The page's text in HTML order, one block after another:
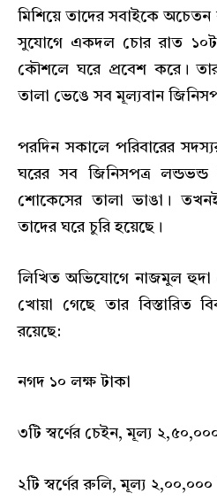
মিশিয়ে তাদের সবাইকে
সুযোগে একদল চোর রাত
কৌশলে ঘরে প্রবেশ করে।
তালা ভেঙে সব মূল্যবান
পরদিন সকালে পরিবারের
ঘরের সব জিনিসপত্র
শোকেসের তালা ভাঙা।
তাদের ঘরে চুরি হয়েছে।
লিখিত অভিযোগে নাজমুল হুদা
খোয়া গেছে তার বিস্তারিত
রয়েছে:
নগদ ১০ লক্ষ টাকা
৩টি স্বর্ণের চেইন, মূল্য
২টি স্বর্ণের রুলি, মূল্য ২,০০,০০০